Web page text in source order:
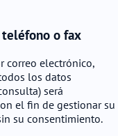
o fax
correo electrónico,
los datos
será
el fin de gestionar su
su consentimiento.